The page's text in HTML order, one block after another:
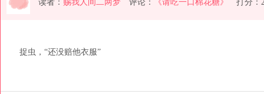
读者： 赐我人间二两梦 评论： 《请吃一口棉花糖》 打分：
捉虫，“还没赔他衣服”